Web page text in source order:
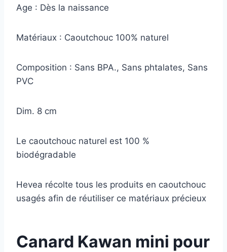
Age : Dès la naissance
Matériaux : Caoutchouc 100% naturel
Composition : Sans BPA., Sans phtalates, Sans
PVC
Dim. 8 cm
Le caoutchouc naturel est 100 %
biodégradable
Hevea récolte tous les produits en caoutchouc
usagés afin de réutiliser ce matériaux précieux
Canard Kawan mini pour